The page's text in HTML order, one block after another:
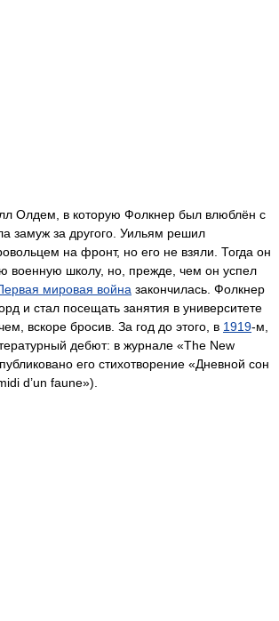
Олдем, в которую Фолкнер был влюблён с
замуж за другого. Уильям решил
на фронт, но его не взяли. Тогда он
военную школу, но, прежде, чем он успел
мировая война закончилась. Фолкнер
и стал посещать занятия в университете
вскоре бросив. За год до этого, в 1919-м,
дебют: в журнале «The New
его стихотворение «Дневной сон
d’un faune»).